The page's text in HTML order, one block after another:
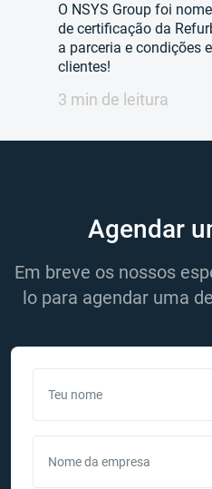
O NSYS Group foi
de certificação da
a parceria e condições
clientes!
3 min de leitura
Agendar
Em breve os nossos
lo para agendar uma
Teu nome
Nome da empresa